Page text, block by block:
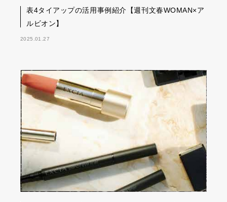
表4タイアップの活用事例紹介【週刊文春WOMAN×ア
ルビオン】
2025.01.27